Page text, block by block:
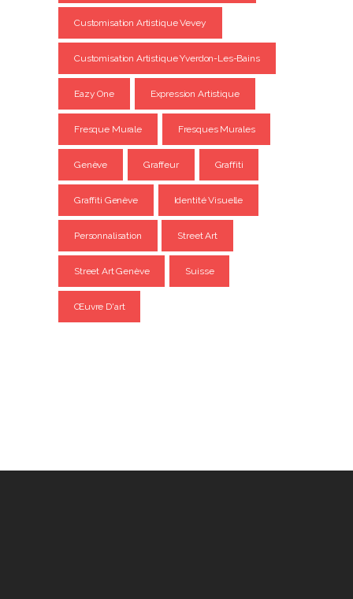
Customisation Artistique Vevey
Customisation Artistique Yverdon-Les-Bains
Eazy One Expression Artistique
Fresque Murale Fresques Murales
Genève Graffeur Graffiti
Graffiti Genève Identité Visuelle
Personnalisation Street Art
Street Art Genève Suisse
Œuvre D'art